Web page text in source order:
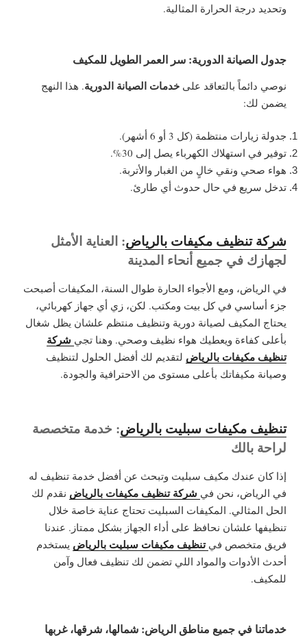
وتحديد درجة الحرارة المثالية.
جدول الصيانة الدورية: سر العمر الطويل للمكيف
نوصي دائماً بالتعاقد على خدمات الصيانة الدورية. هذا النهج
يضمن لك:
جدولة زيارات منتظمة (كل 3 أو 6 أشهر).
توفير في استهلاك الكهرباء يصل إلى 30%.
هواء صحي ونقي خالٍ من الغبار والأتربة.
تدخل سريع في حال حدوث أي طارئ.
شركة تنظيف مكيفات بالرياض: العناية الأمثل
لجهازك في جميع أنحاء المدينة
في الرياض، ومع الأجواء الحارة طوال السنة، المكيفات أصبحت
جزء أساسي في كل بيت ومكتب. لكن، زي أي جهاز كهربائي،
يحتاج المكيف لصيانة دورية وتنظيف منتظم علشان يظل شغال
بأعلى كفاءة ويعطيك هواء نظيف وصحي. وهنا تجي شركة
تنظيف مكيفات بالرياض لتقديم لك أفضل الحلول لتنظيف
وصيانة مكيفاتك بأعلى مستوى من الاحترافية والجودة.
تنظيف مكيفات سبليت بالرياض: خدمة متخصصة
لراحة بالك
إذا كان عندك مكيف سبليت وتبحث عن أفضل خدمة تنظيف له
في الرياض، نحن في شركة تنظيف مكيفات بالرياض نقدم لك
الحل المثالي. المكيفات السبليت تحتاج عناية خاصة خلال
تنظيفها علشان نحافظ على أداء الجهاز بشكل ممتاز. عندنا
فريق متخصص في تنظيف مكيفات سبليت بالرياض يستخدم
أحدث الأدوات والمواد اللي تضمن لك تنظيف فعال وآمن
للمكيف.
خدماتنا في جميع مناطق الرياض: شمالها، شرقها، غربها